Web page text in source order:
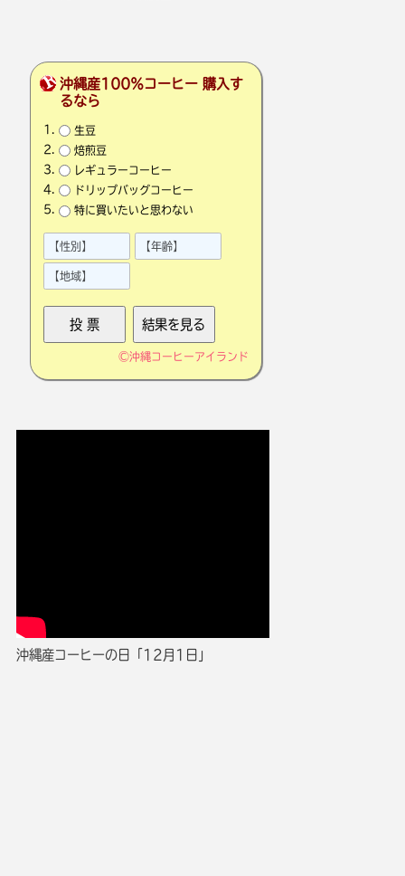
沖縄産100％コーヒー 購入す
るなら
生豆
焙煎豆
レギュラーコーヒー
ドリップバッグコーヒー
特に買いたいと思わない
©沖縄コーヒーアイランド
沖縄産コーヒーの日「12月1日」